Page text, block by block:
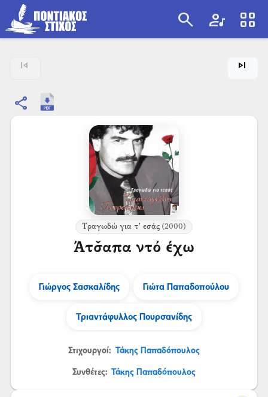
search artist view_cozy
skip_previous skip_next
share
Τραγωδώ για τ’ εσάς (2000)
Άτσ̌απα ντό έχω
Γιώργος Σασκαλίδης Γιώτα Παπαδοπούλου
Τριαντάφυλλος Πουρσανίδης
Στιχουργοί: Τάκης Παπαδόπουλος
Συνθέτες: Τάκης Παπαδόπουλος